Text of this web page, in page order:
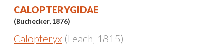
CALOPTERYGIDAE
(Buchecker, 1876)
Calopteryx (Leach, 1815)